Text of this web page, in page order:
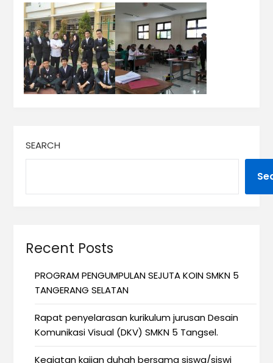
SEARCH
Recent Posts
PROGRAM PENGUMPULAN SEJUTA KOIN SMKN 5
TANGERANG SELATAN
Rapat penyelarasan kurikulum jurusan Desain
Komunikasi Visual (DKV) SMKN 5 Tangsel.
Kegiatan kajian duhah bersama siswa/siswi